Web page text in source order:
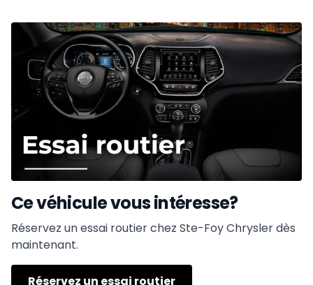
Ce véhicule vous intéresse?
Réservez un essai routier chez Ste-Foy Chrysler dès
maintenant.
Réservez un essai routier